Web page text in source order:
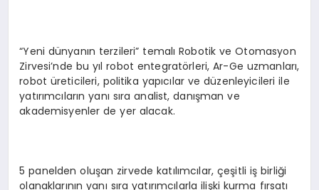
“Yeni dünyanın terzileri” temalı Robotik ve Otomasyon
Zirvesi’nde bu yıl robot entegratörleri, Ar-Ge uzmanları,
robot üreticileri, politika yapıcılar ve düzenleyicileri ile
yatırımcıların yanı sıra analist, danışman ve
akademisyenler de yer alacak.
5 panelden oluşan zirvede katılımcılar, çeşitli iş birliği
olanaklarının yanı sıra yatırımcılarla ilişki kurma fırsatı